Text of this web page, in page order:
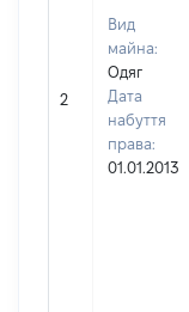
2
Вид
майна:
Одяг
Дата
набуття
права:
01.01.2013